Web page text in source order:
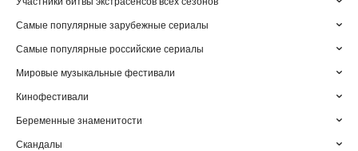
Самые популярные зарубежные сериалы
Самые популярные российские сериалы
Мировые музыкальные фестивали
Кинофестивали
Беременные знаменитости
Скандалы